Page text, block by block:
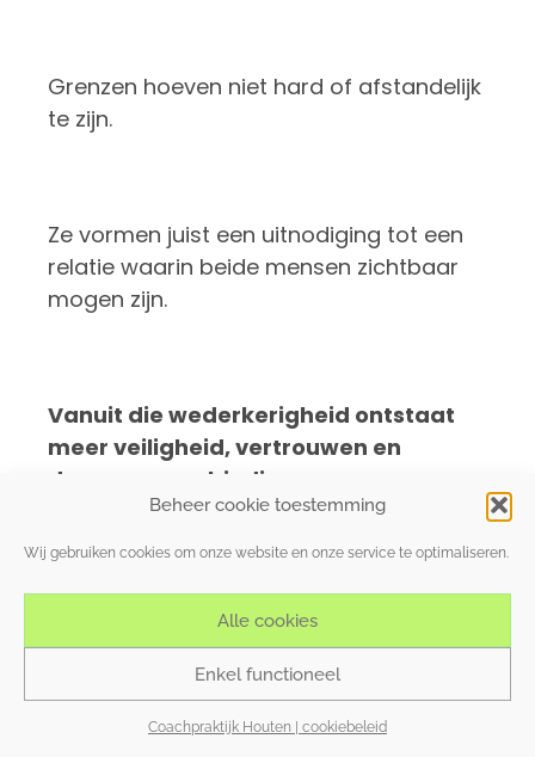
Beheer cookie toestemming
Wij gebruiken cookies om onze website en onze service te optimaliseren.
Alle cookies
Enkel functioneel
Coachpraktijk Houten | cookiebeleid
Grenzen hoeven niet hard of afstandelijk
te zijn.
Ze vormen juist een uitnodiging tot een
relatie waarin beide mensen zichtbaar
mogen zijn.
Vanuit die wederkerigheid ontstaat
meer veiligheid, vertrouwen en
duurzame verbinding.
Wat is grensethiek?